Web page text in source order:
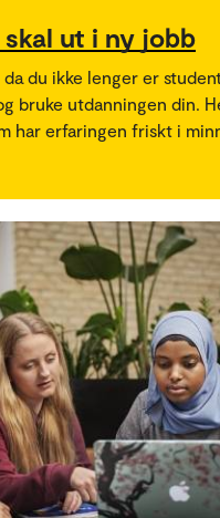
ut i ny jobb
du ikke lenger er
bruke utdanningen din.
har erfaringen friskt i